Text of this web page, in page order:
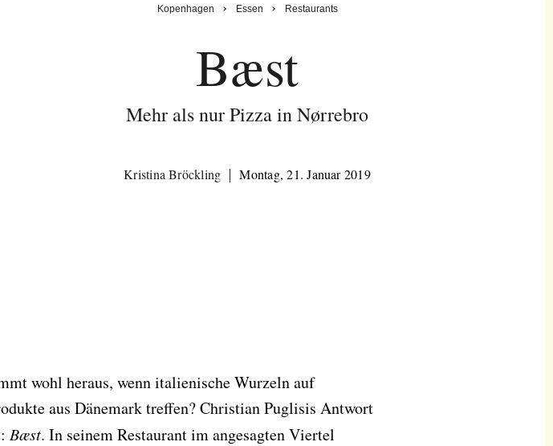
Kopenhagen Essen Restaurants
Bæst
Mehr als nur Pizza in Nørrebro
Kristina Bröckling Montag, 21. Januar 2019
wohl heraus, wenn italienische Wurzeln auf
aus Dänemark treffen? Christian Puglisis Antwort
Bæst. In seinem Restaurant im angesagten Viertel